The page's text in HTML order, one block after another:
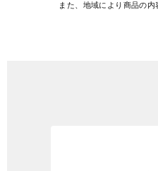
また、地域により商品の内